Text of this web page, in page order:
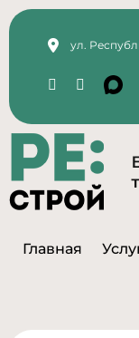
ул.
Главная